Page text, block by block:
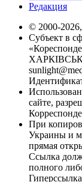
Редакция
© 2000-
Субъект в
сайте,
При
Украины и
прямая
Ссылка
полного